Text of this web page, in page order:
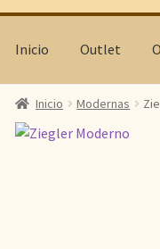
navegación
Inicio Outlet
Inicio Modernas